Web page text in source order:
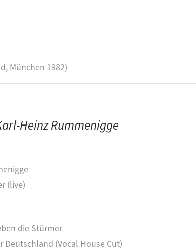
München 1982)
Heinz Rummenigge
(live)
die Stürmer
Deutschland (Vocal House Cut)